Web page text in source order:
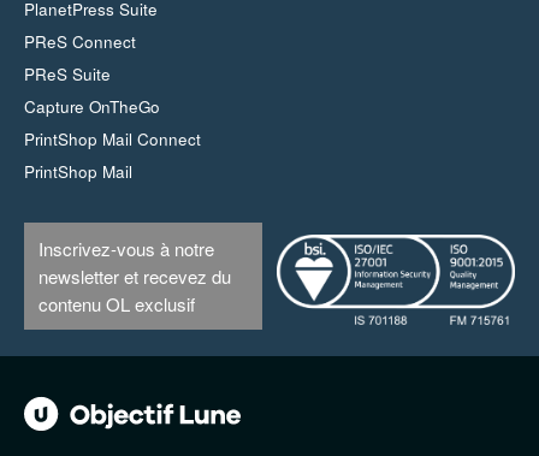
PlanetPress Suite
PReS Connect
PReS Suite
Capture OnTheGo
PrintShop Mail Connect
PrintShop Mail
Inscrivez-vous à notre
newsletter et recevez du
contenu OL exclusif